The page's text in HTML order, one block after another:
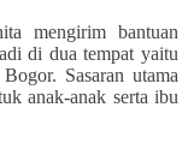
mengirim bantuan
di dua tempat yaitu
Sasaran utama
anak-anak serta ibu